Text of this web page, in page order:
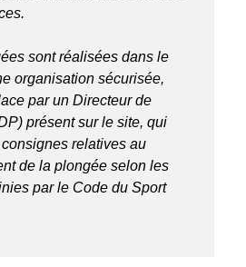
sont réalisées dans le
organisation sécurisée,
par un Directeur de
présent sur le site, qui
relatives au
de la plongée selon les
par le Code du Sport